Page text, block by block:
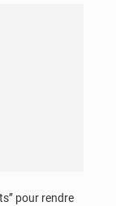
pour rendre